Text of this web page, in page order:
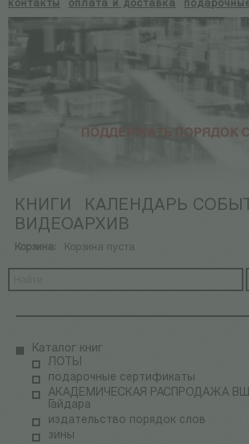
контакты оплата и доставка
КНИГИ
КАЛЕНДАРЬ
ВИДЕОАРХИВ
Корзина: Корзина пуста
Каталог книг
ЛОТЫ
подарочные сертификаты
АКАДЕМИЧЕСКАЯ РАСПРОДАЖА ВШЭ / Институт
Гайдара
издательство порядок слов
зины